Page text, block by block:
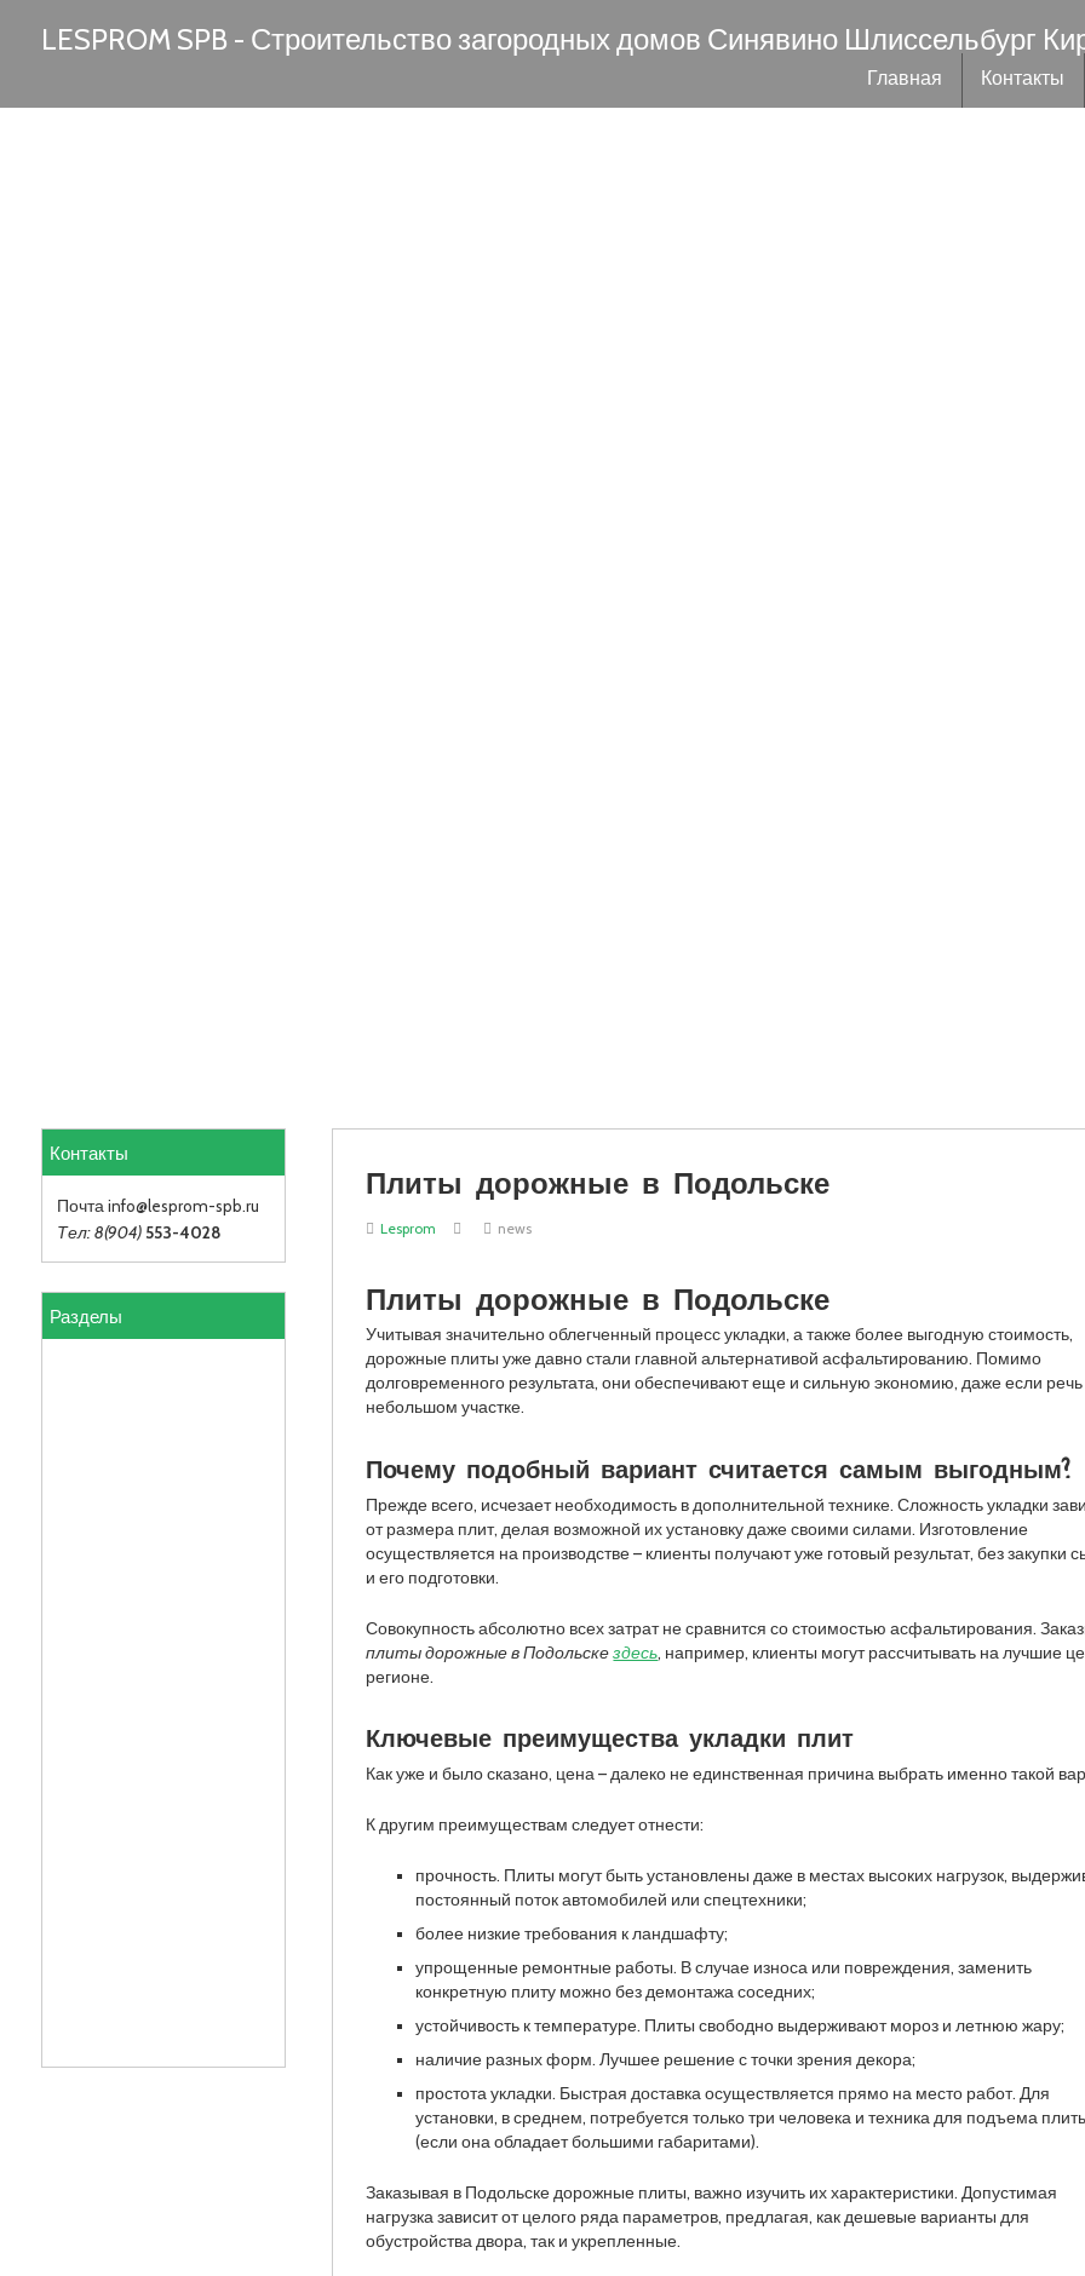
LESPROM SPB - Строительство загородных домов Синявино Шлиссельбург
Главная Контакты
Плиты дорожные в Подольске
Lesprom news
Плиты дорожные в Подольске
Учитывая значительно облегченный процесс укладки, а также более выгодную стоимость,
дорожные плиты уже давно стали главной альтернативой асфальтированию. Помимо
долговременного результата, они обеспечивают еще и сильную экономию, даже если речь
небольшом участке.
Почему подобный вариант считается самым выгодным?
Прежде всего, исчезает необходимость в дополнительной технике. Сложность укладки
от размера плит, делая возможной их установку даже своими силами. Изготовление
осуществляется на производстве – клиенты получают уже готовый результат, без закупки
и его подготовки.
Совокупность абсолютно всех затрат не сравнится со стоимостью асфальтирования.
плиты дорожные в Подольскездесь, например, клиенты могут рассчитывать на лучшие
регионе.
Ключевые преимущества укладки плит
Как уже и было сказано, цена – далеко не единственная причина выбрать именно такой
К другим преимуществам следует отнести:
прочность. Плиты могут быть установлены даже в местах высоких нагрузок,
постоянный поток автомобилей или спецтехники;
более низкие требования к ландшафту;
упрощенные ремонтные работы. В случае износа или повреждения, заменить
конкретную плиту можно без демонтажа соседних;
устойчивость к температуре. Плиты свободно выдерживают мороз и летнюю жару;
наличие разных форм. Лучшее решение с точки зрения декора;
простота укладки. Быстрая доставка осуществляется прямо на место работ. Для
установки, в среднем, потребуется только три человека и техника для подъема
(если она обладает большими габаритами).
Заказывая в Подольске дорожные плиты, важно изучить их характеристики. Допустимая
нагрузка зависит от целого ряда параметров, предлагая, как дешевые варианты для
обустройства двора, так и укрепленные.
Контакты
Почта info@lesprom-spb.ru
Тел: 8(904) 553-4028
Разделы